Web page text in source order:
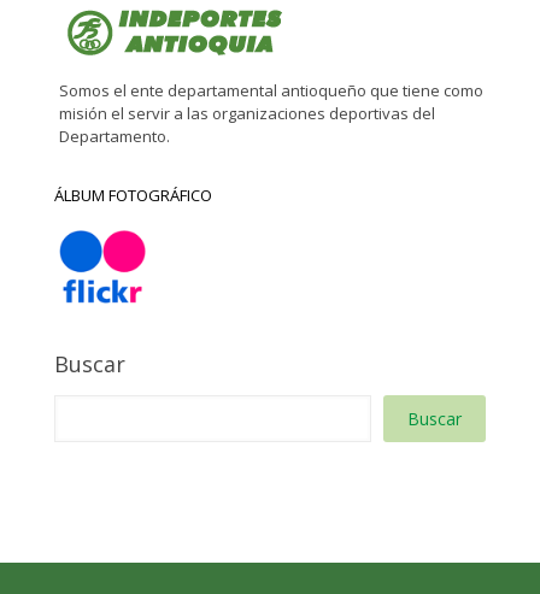
Somos el ente departamental antioqueño que tiene como
misión el servir a las organizaciones deportivas del
Departamento.
ÁLBUM FOTOGRÁFICO
Buscar
Buscar